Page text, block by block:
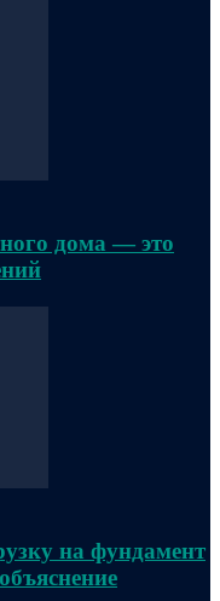
дома — это
на фундамент